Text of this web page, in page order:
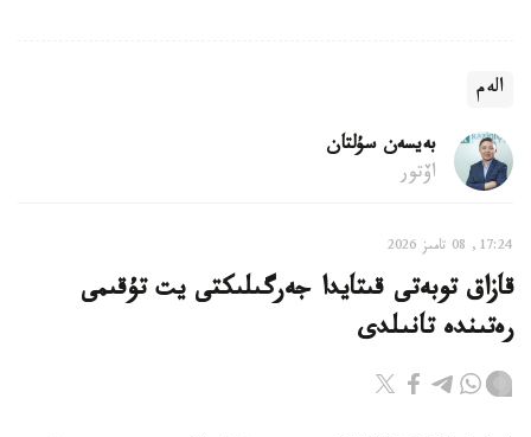
الەم
بەيسەن سۇلتان
اۆتور
17:24, 08 تامىز 2026
قازاق توبەتى قىتايدا جەرگىلىكتى يت تۇقىمى
رەتىندە تانىلدى